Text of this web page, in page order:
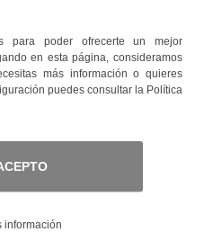
7,00 €IVA incl.
5,79 €IVA no Incl.